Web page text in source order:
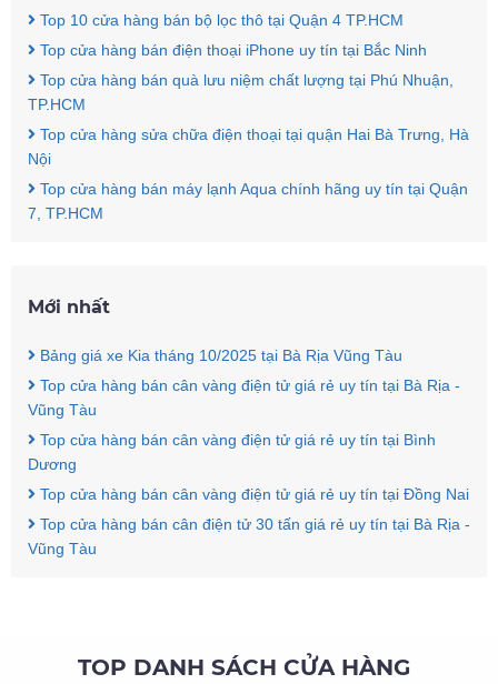
Top 10 cửa hàng bán bộ lọc thô tại Quận 4 TP.HCM
Top cửa hàng bán điện thoại iPhone uy tín tại Bắc Ninh
Top cửa hàng bán quà lưu niệm chất lượng tại Phú Nhuận,
TP.HCM
Top cửa hàng sửa chữa điện thoại tại quận Hai Bà Trưng, Hà
Nội
Top cửa hàng bán máy lạnh Aqua chính hãng uy tín tại Quận
7, TP.HCM
Mới nhất
Bảng giá xe Kia tháng 10/2025 tại Bà Rịa Vũng Tàu
Top cửa hàng bán cân vàng điện tử giá rẻ uy tín tại Bà Rịa -
Vũng Tàu
Top cửa hàng bán cân vàng điện tử giá rẻ uy tín tại Bình
Dương
Top cửa hàng bán cân vàng điện tử giá rẻ uy tín tại Đồng Nai
Top cửa hàng bán cân điện tử 30 tấn giá rẻ uy tín tại Bà Rịa -
Vũng Tàu
TOP DANH SÁCH CỬA HÀNG